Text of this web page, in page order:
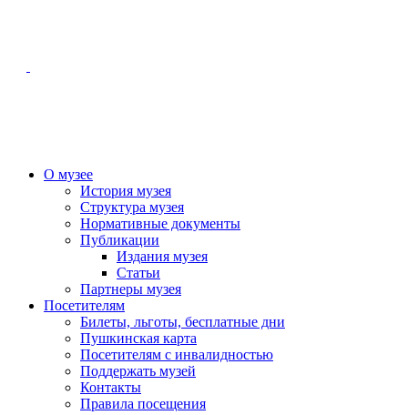
О музее
История музея
Структура музея
Нормативные документы
Публикации
Издания музея
Статьи
Партнеры музея
Посетителям
Билеты, льготы, бесплатные дни
Пушкинская карта
Посетителям с инвалидностью
Поддержать музей
Контакты
Правила посещения